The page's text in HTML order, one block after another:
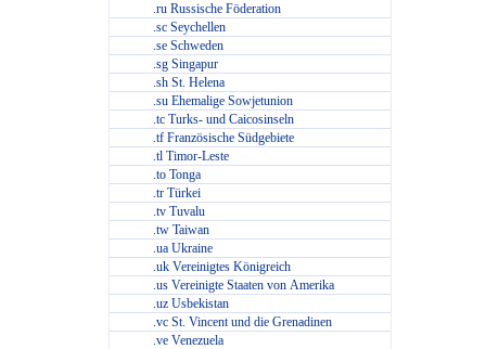
.ru Russische Föderation
.sc Seychellen
.se Schweden
.sg Singapur
.sh St. Helena
.su Ehemalige Sowjetunion
.tc Turks- und Caicosinseln
.tf Französische Südgebiete
.tl Timor-Leste
.to Tonga
.tr Türkei
.tv Tuvalu
.tw Taiwan
.ua Ukraine
.uk Vereinigtes Königreich
.us Vereinigte Staaten von Amerika
.uz Usbekistan
.vc St. Vincent und die Grenadinen
.ve Venezuela